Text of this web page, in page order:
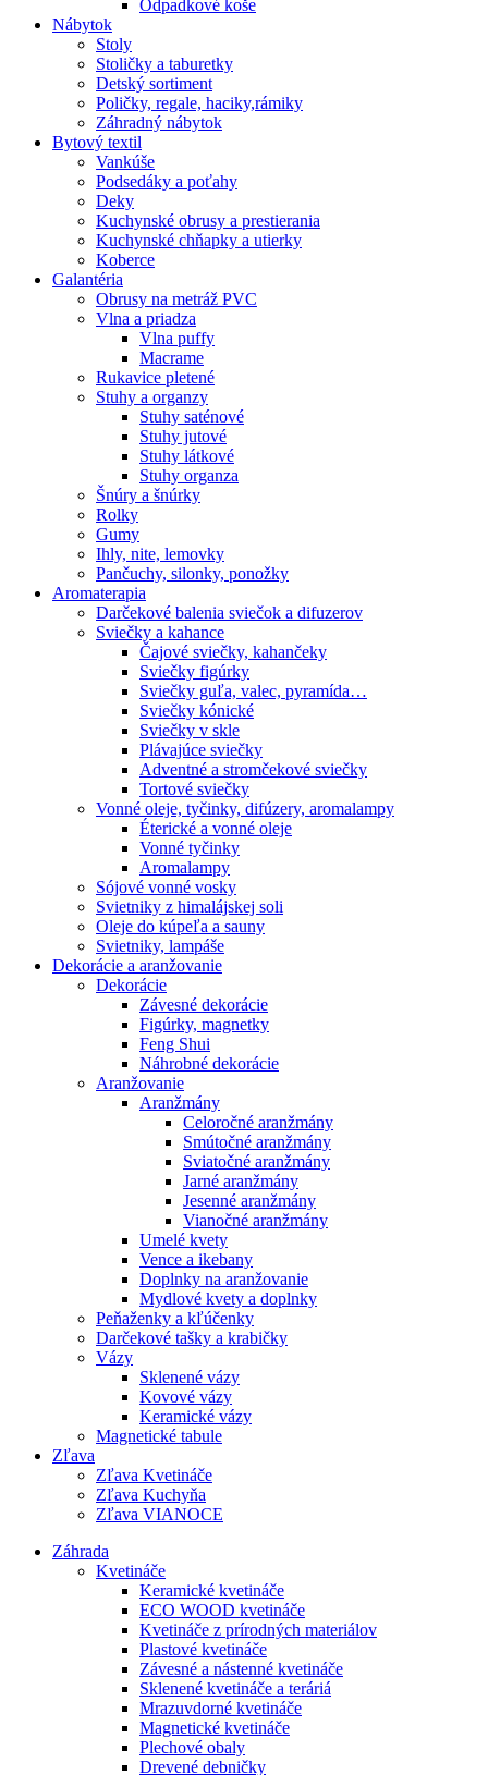
Odpadkové koše
Nábytok
Stoly
Stoličky a taburetky
Detský sortiment
Poličky, regale, haciky,rámiky
Záhradný nábytok
Bytový textil
Vankúše
Podsedáky a poťahy
Deky
Kuchynské obrusy a prestierania
Kuchynské chňapky a utierky
Koberce
Galantéria
Obrusy na metráž PVC
Vlna a priadza
Vlna puffy
Macrame
Rukavice pletené
Stuhy a organzy
Stuhy saténové
Stuhy jutové
Stuhy látkové
Stuhy organza
Šnúry a šnúrky
Rolky
Gumy
Ihly, nite, lemovky
Pančuchy, silonky, ponožky
Aromaterapia
Darčekové balenia sviečok a difuzerov
Sviečky a kahance
Čajové sviečky, kahančeky
Sviečky figúrky
Sviečky guľa, valec, pyramída…
Sviečky kónické
Sviečky v skle
Plávajúce sviečky
Adventné a stromčekové sviečky
Tortové sviečky
Vonné oleje, tyčinky, difúzery, aromalampy
Éterické a vonné oleje
Vonné tyčinky
Aromalampy
Sójové vonné vosky
Svietniky z himalájskej soli
Oleje do kúpeľa a sauny
Svietniky, lampáše
Dekorácie a aranžovanie
Dekorácie
Závesné dekorácie
Figúrky, magnetky
Feng Shui
Náhrobné dekorácie
Aranžovanie
Aranžmány
Celoročné aranžmány
Smútočné aranžmány
Sviatočné aranžmány
Jarné aranžmány
Jesenné aranžmány
Vianočné aranžmány
Umelé kvety
Vence a ikebany
Doplnky na aranžovanie
Mydlové kvety a doplnky
Peňaženky a kľúčenky
Darčekové tašky a krabičky
Vázy
Sklenené vázy
Kovové vázy
Keramické vázy
Magnetické tabule
Zľava
Zľava Kvetináče
Zľava Kuchyňa
Zľava VIANOCE
Záhrada
Kvetináče
Keramické kvetináče
ECO WOOD kvetináče
Kvetináče z prírodných materiálov
Plastové kvetináče
Závesné a nástenné kvetináče
Sklenené kvetináče a teráriá
Mrazuvdorné kvetináče
Magnetické kvetináče
Plechové obaly
Drevené debničky